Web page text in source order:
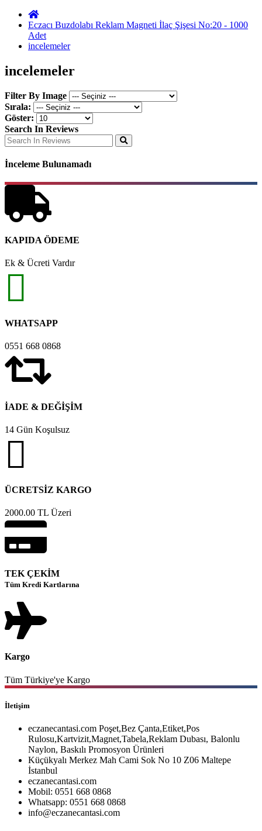
Eczacı Buzdolabı Reklam Magneti İlaç Şişesi No:20 - 1000
Adet
incelemeler
incelemeler
Filter By Image
Sırala:
Göster:
Search In Reviews
İnceleme Bulunamadı
KAPIDA ÖDEME
Ek & Ücreti Vardır
WHATSAPP
0551 668 0868
İADE & DEĞİŞİM
14 Gün Koşulsuz
ÜCRETSİZ KARGO
2000.00 TL Üzeri
TEK ÇEKİM
Tüm Kredi Kartlarına
Kargo
Tüm Türkiye'ye Kargo
İletişim
eczanecantasi.com Poşet,Bez Çanta,Etiket,Pos
Rulosu,Kartvizit,Magnet,Tabela,Reklam Dubası, Balonlu
Naylon, Baskılı Promosyon Ürünleri
Küçükyalı Merkez Mah Cami Sok No 10 Z06 Maltepe
İstanbul
eczanecantasi.com
Mobil: 0551 668 0868
Whatsapp: 0551 668 0868
info@eczanecantasi.com